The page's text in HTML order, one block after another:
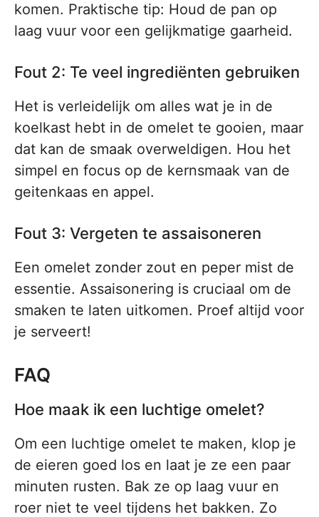
komen. Praktische tip: Houd de pan op
laag vuur voor een gelijkmatige gaarheid.
Fout 2: Te veel ingrediënten gebruiken
Het is verleidelijk om alles wat je in de
koelkast hebt in de omelet te gooien, maar
dat kan de smaak overweldigen. Hou het
simpel en focus op de kernsmaak van de
geitenkaas en appel.
Fout 3: Vergeten te assaisoneren
Een omelet zonder zout en peper mist de
essentie. Assaisonering is cruciaal om de
smaken te laten uitkomen. Proef altijd voor
je serveert!
FAQ
Hoe maak ik een luchtige omelet?
Om een luchtige omelet te maken, klop je
de eieren goed los en laat je ze een paar
minuten rusten. Bak ze op laag vuur en
roer niet te veel tijdens het bakken. Zo